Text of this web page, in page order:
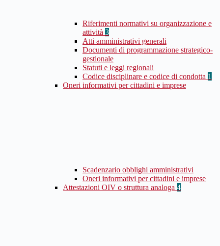
Riferimenti normativi su organizzazione e
attività 3
Atti amministrativi generali
Documenti di programmazione strategico-
gestionale
Statuti e leggi regionali
Codice disciplinare e codice di condotta 1
Oneri informativi per cittadini e imprese
Scadenzario obblighi amministrativi
Oneri informativi per cittadini e imprese
Attestazioni OIV o struttura analoga 4